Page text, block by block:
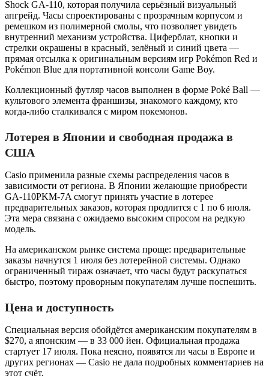
Shock GA-110, которая получила серьёзный визуальный
апгрейд. Часы спроектированы с прозрачным корпусом и
ремешком из полимерной смолы, что позволяет увидеть
внутренний механизм устройства. Циферблат, кнопки и
стрелки окрашены в красный, зелёный и синий цвета —
прямая отсылка к оригинальным версиям игр Pokémon Red и
Pokémon Blue для портативной консоли Game Boy.
Коллекционный футляр часов выполнен в форме Poké Ball —
культового элемента франшизы, знакомого каждому, кто
когда-либо сталкивался с миром покемонов.
Лотерея в Японии и свободная продажа в
США
Casio применила разные схемы распределения часов в
зависимости от региона. В Японии желающие приобрести
GA-110PKM-7A смогут принять участие в лотерее
предварительных заказов, которая продлится с 1 по 6 июля.
Эта мера связана с ожидаемо высоким спросом на редкую
модель.
На американском рынке система проще: предварительные
заказы начнутся 1 июля без лотерейной системы. Однако
ограниченный тираж означает, что часы будут раскупаться
быстро, поэтому проворным покупателям лучше поспешить.
Цена и доступность
Специальная версия обойдётся американским покупателям в
$270, а японским — в 33 000 йен. Официальная продажа
стартует 17 июля. Пока неясно, появятся ли часы в Европе и
других регионах — Casio не дала подробных комментариев на
этот счёт.